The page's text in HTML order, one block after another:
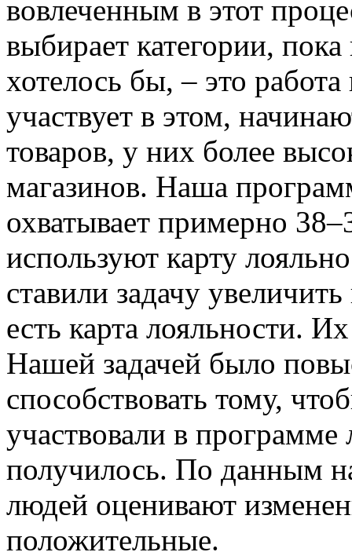
вовлеченным в этот
выбирает категории,
хотелось бы, – это
участвует в этом,
товаров, у них более
магазинов. Наша
охватывает примерно
используют карту
ставили задачу
есть карта лояльности.
Нашей задачей было
способствовать тому,
участвовали в
получилось. По данным
людей оценивают
положительные.